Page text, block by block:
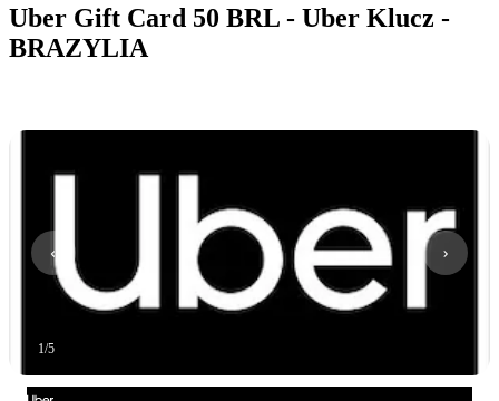
Uber Gift Card 50 BRL - Uber Klucz -
BRAZYLIA
1/5